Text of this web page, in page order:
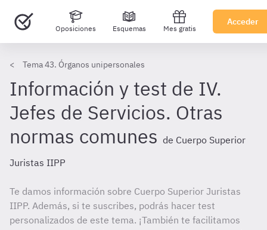
Oposiciones Esquemas Mes gratis
Acceder
Tema 43. Órganos unipersonales
Información y test de IV.
Jefes de Servicios. Otras
normas comunes de Cuerpo Superior
Juristas IIPP
Te damos información sobre Cuerpo Superior Juristas
IIPP. Además, si te suscribes, podrás hacer test
personalizados de este tema. ¡También te facilitamos